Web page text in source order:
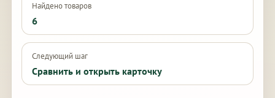
Найдено товаров
6
Следующий шаг
Сравнить и открыть карточку